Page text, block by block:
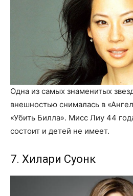
Одна из самых знаменитых
внешностью снималась в
«Убить Билла». Мисс Лиу 44
состоит и детей не имеет.
7. Хилари Суонк